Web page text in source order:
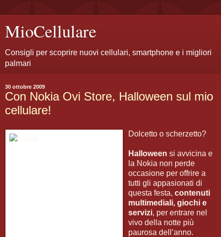
MioCellulare
Consigli per scoprire nuovi cellulari, smartphone e i migliori
palmari
30 ottobre 2009
Con Nokia Ovi Store, Halloween sul mio
cellulare!
Dolcetto o scherzetto?
Halloween si avvicina e
la Nokia non perde
occasione per offrire a
tutti gli appasionati di
questa festa, contenuti
multimediali, giochi e
servizi, per entrare nel
vivo della notte più
paurosa dell’anno.